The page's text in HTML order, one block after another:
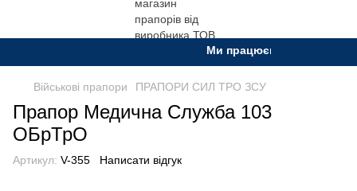
Ми працюємо. Все буде
Військові прапори ПРАПОРИ СИЛ ТРО ЗСУ
Прапор Медична Служба 103
ОБрТрО
Артикул: V-355 Написати відгук